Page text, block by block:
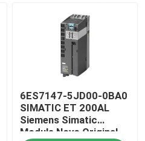
6ES7147-5JD00-0BA0
SIMATIC ET 200AL
Siemens Simatic
Module Novo Original